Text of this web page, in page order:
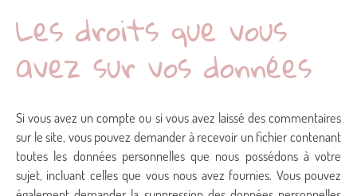
Les droits que vous
avez sur vos données
Si vous avez un compte ou si vous avez laissé des commentaires
sur le site, vous pouvez demander à recevoir un fichier contenant
toutes les données personnelles que nous possédons à votre
sujet, incluant celles que vous nous avez fournies. Vous pouvez